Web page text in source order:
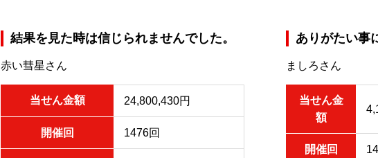
結果を見た時は信じられませんでした。
赤い彗星さん
当せん金額 24,800,430円
開催回 1476回
ありがたい事
ましろさん
当せん金
額
開催回